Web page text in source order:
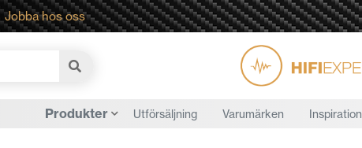
Jobba hos oss
Produkter Utförsäljning Varumärken Inspiration